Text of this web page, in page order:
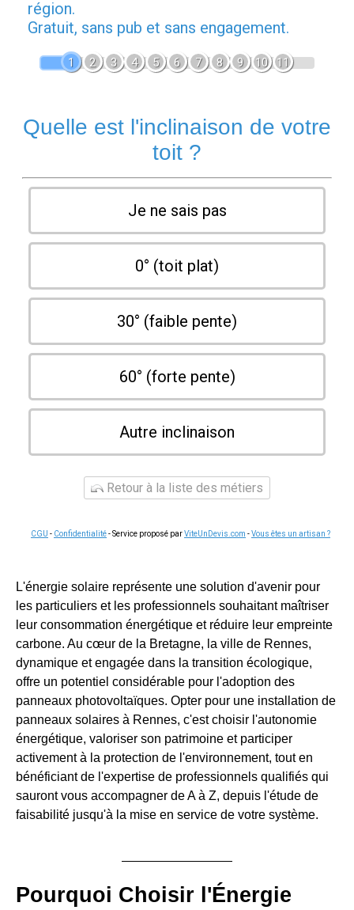
région.
Gratuit, sans pub et sans engagement.
1 2 3 4 5 6 7 8 9 10 11
Quelle est l'inclinaison de votre
toit ?
Je ne sais pas
0° (toit plat)
30° (faible pente)
60° (forte pente)
Autre inclinaison
Retour à la liste des métiers
CGU - Confidentialité- Service proposé parViteUnDevis.com -Vous êtes un artisan ?
L'énergie solaire représente une solution d'avenir pour
les particuliers et les professionnels souhaitant maîtriser
leur consommation énergétique et réduire leur empreinte
carbone. Au cœur de la Bretagne, la ville de Rennes,
dynamique et engagée dans la transition écologique,
offre un potentiel considérable pour l'adoption des
panneaux photovoltaïques. Opter pour une installation de
panneaux solaires à Rennes, c'est choisir l'autonomie
énergétique, valoriser son patrimoine et participer
activement à la protection de l'environnement, tout en
bénéficiant de l'expertise de professionnels qualifiés qui
sauront vous accompagner de A à Z, depuis l'étude de
faisabilité jusqu'à la mise en service de votre système.
Pourquoi Choisir l'Énergie